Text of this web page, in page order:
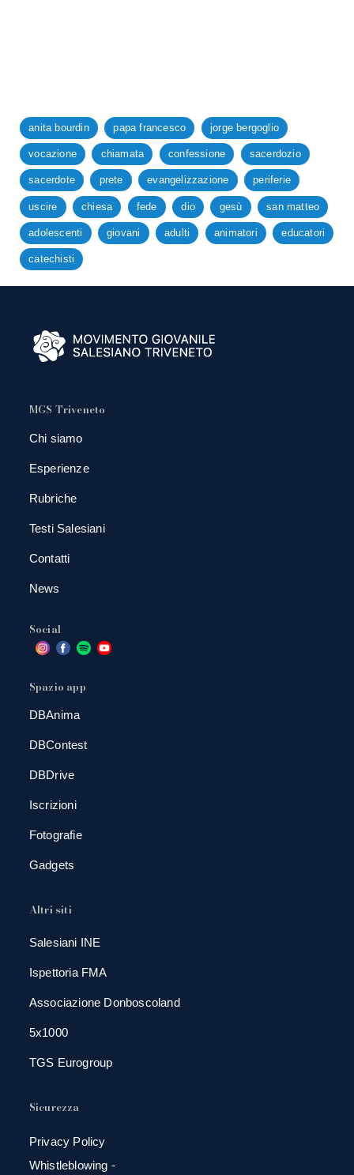
anita bourdin papa francesco jorge bergoglio
vocazione chiamata confessione sacerdozio
sacerdote prete evangelizzazione periferie
uscire chiesa fede dio gesù san matteo
adolescenti giovani adulti animatori educatori
catechisti
MGS Triveneto
Chi siamo
Esperienze
Rubriche
Testi Salesiani
Contatti
News
Social
Spazio app
DBAnima
DBContest
DBDrive
Iscrizioni
Fotografie
Gadgets
Altri siti
Salesiani INE
Ispettoria FMA
Associazione Donboscoland
5x1000
TGS Eurogroup
Sicurezza
Privacy Policy
Whistleblowing -